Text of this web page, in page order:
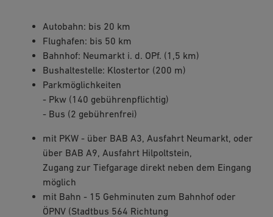
Autobahn: bis 20 km
Flughafen: bis 50 km
Bahnhof: Neumarkt i. d. OPf. (1,5 km)
Bushaltestelle: Klostertor (200 m)
Parkmöglichkeiten
- Pkw (140 gebührenpflichtig)
- Bus (2 gebührenfrei)
mit PKW - über BAB A3, Ausfahrt Neumarkt, oder
über BAB A9, Ausfahrt Hilpoltstein,
Zugang zur Tiefgarage direkt neben dem Eingang
möglich
mit Bahn - 15 Gehminuten zum Bahnhof oder
ÖPNV (Stadtbus 564 Richtung